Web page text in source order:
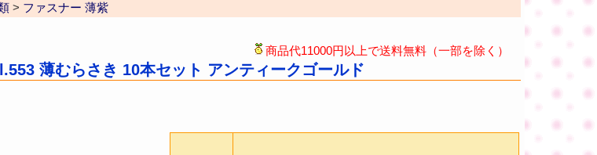
> ファスナー 薄紫
商品代11000円以上で送料無料（一部を除く）
薄むらさき 10本セット アンティークゴールド